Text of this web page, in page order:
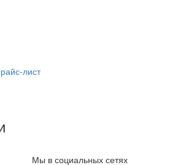
лист
Мы в социальных сетях